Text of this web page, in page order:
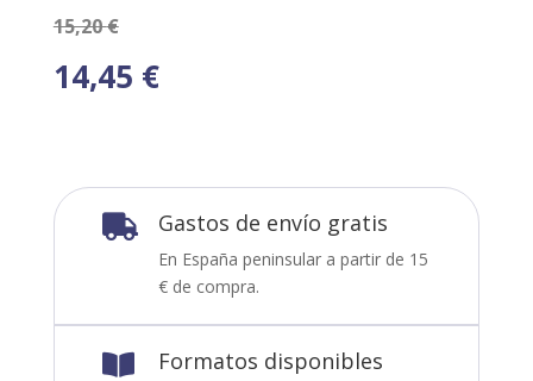
15,20€
14,45 €
 Gastos de envío gratis
En España peninsular a partir de 15
€ de compra.
 Formatos disponibles